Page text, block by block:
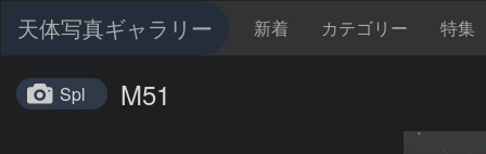
天体写真ギャラリー 新着 カテゴリー 特集
Spl M51